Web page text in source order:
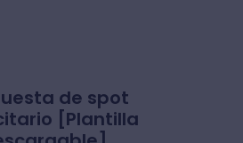
de spot
[Plantilla